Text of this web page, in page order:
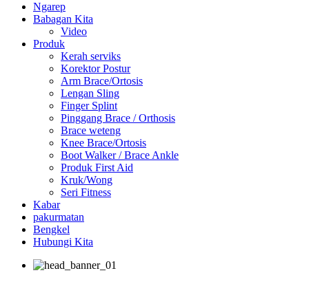
Ngarep
Babagan Kita
Video
Produk
Kerah serviks
Korektor Postur
Arm Brace/Ortosis
Lengan Sling
Finger Splint
Pinggang Brace / Orthosis
Brace weteng
Knee Brace/Ortosis
Boot Walker / Brace Ankle
Produk First Aid
Kruk/Wong
Seri Fitness
Kabar
pakurmatan
Bengkel
Hubungi Kita